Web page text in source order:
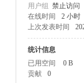
用户组 禁止访问
在线时间
2 小时
上次发表时间
统计信息
已用空间
0 B
贡献
0